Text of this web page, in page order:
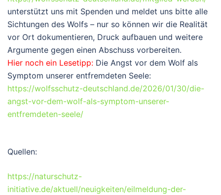
unterstützt uns mit Spenden und meldet uns bitte alle
Sichtungen des Wolfs – nur so können wir die Realität
vor Ort dokumentieren, Druck aufbauen und weitere
Argumente gegen einen Abschuss vorbereiten.
Hier noch ein Lesetipp: Die Angst vor dem Wolf als
Symptom unserer entfremdeten Seele:
https://wolfsschutz-deutschland.de/2026/01/30/die-
angst-vor-dem-wolf-als-symptom-unserer-
entfremdeten-seele/
Quellen:
https://naturschutz-
initiative.de/aktuell/neuigkeiten/eilmeldung-der-